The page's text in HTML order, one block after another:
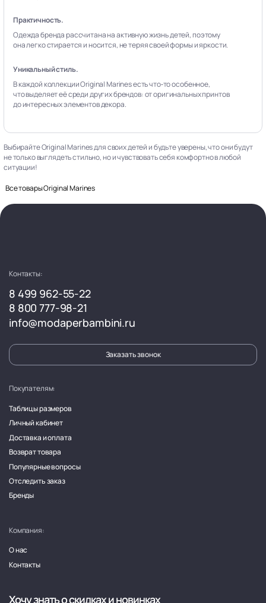
Практичность.
Одежда бренда рассчитана на активную жизнь детей, поэтому
она легко стирается и носится, не теряя своей формы и яркости.
Уникальный стиль.
В каждой коллекции Original Marines есть что‑то особенное,
что выделяет её среди других брендов: от оригинальных принтов
до интересных элементов декора.
Выбирайте Original Marines для своих детей и будьте уверены, что они будут
не только выглядеть стильно, но и чувствовать себя комфортно в любой
ситуации!
Все товары Original Marines
Контакты:
8 499 962-55-22
8 800 777-98-21
info@modaperbambini.ru
Заказать звонок
Покупателям:
Таблицы размеров
Личный кабинет
Доставка и оплата
Возврат товара
Популярные вопросы
Отследить заказ
Бренды
Компания:
О нас
Контакты
Хочу знать о скидках и новинках